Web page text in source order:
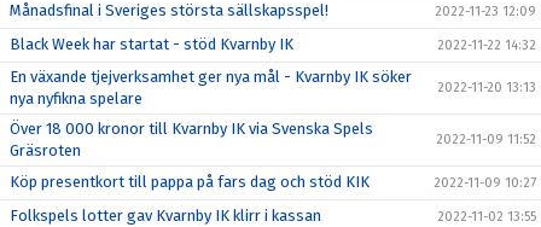
Månadsfinal i Sveriges största sällskapsspel! 2022-11-23 12:09
Black Week har startat - stöd Kvarnby IK 2022-11-22 14:32
En växande tjejverksamhet ger nya mål - Kvarnby IK söker
nya nyfikna spelare
2022-11-20 13:13
Över 18 000 kronor till Kvarnby IK via Svenska Spels
Gräsroten
2022-11-09 11:52
Köp presentkort till pappa på fars dag och stöd KIK 2022-11-09 10:27
Folkspels lotter gav Kvarnby IK klirr i kassan 2022-11-02 13:55